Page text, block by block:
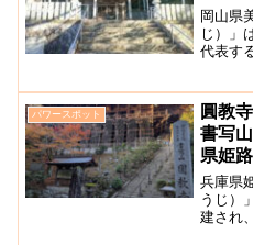
岡山県
じ）」
代表す
作市の
がら女
パワースポット
圓教
書写
県姫路
兵庫県
うじ）
建され